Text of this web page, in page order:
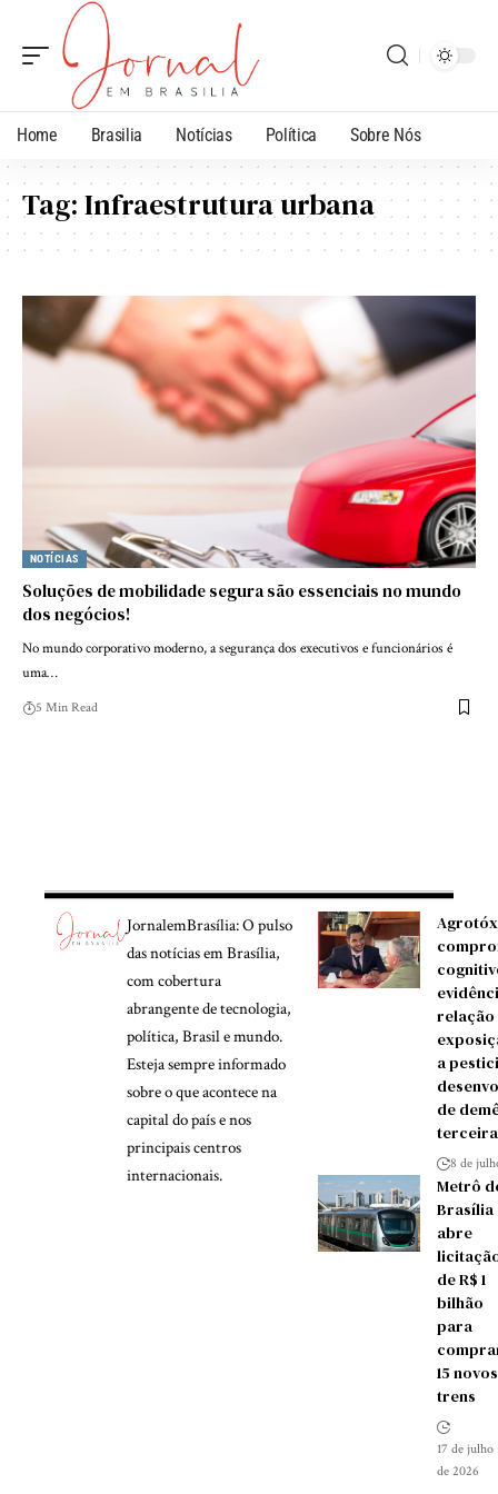
Home Brasilia Notícias Política Sobre Nós
Tag:Infraestrutura urbana
NOTÍCIAS
Soluções de mobilidade segura são essenciais no mundo
dos negócios!
No mundo corporativo moderno, a segurança dos executivos e funcionários é
uma…
5 Min Read
JornalemBrasília: O pulso
das notícias em Brasília,
com cobertura
abrangente de tecnologia,
política, Brasil e mundo.
Esteja sempre informado
sobre o que acontece na
capital do país e nos
principais centros
internacionais.
a
de
8 de
Metrô
Brasília
abre
de R$ 1
bilhão
para
15 novos
trens
17 de julho
de 2026